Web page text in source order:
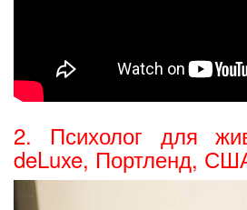
2. Психолог для
deLuxe, Портленд,